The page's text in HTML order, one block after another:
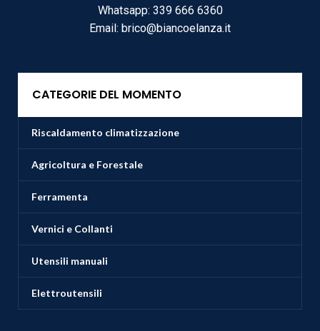
Whatsapp: 339 666 6360
Email: brico@biancoelanza.it
CATEGORIE DEL MOMENTO
Riscaldamento climatizzazione
Agricoltura e Forestale
Ferramenta
Vernici e Collanti
Utensili manuali
Elettroutensili